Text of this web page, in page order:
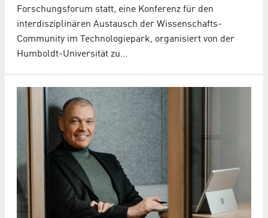
Forschungsforum statt, eine Konferenz für den
interdisziplinären Austausch der Wissenschafts-
Community im Technologiepark, organisiert von der
Humboldt-Universität zu…